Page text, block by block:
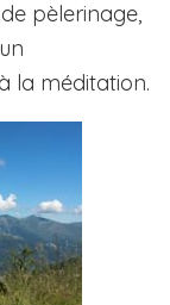
pèlerinage,
la méditation.